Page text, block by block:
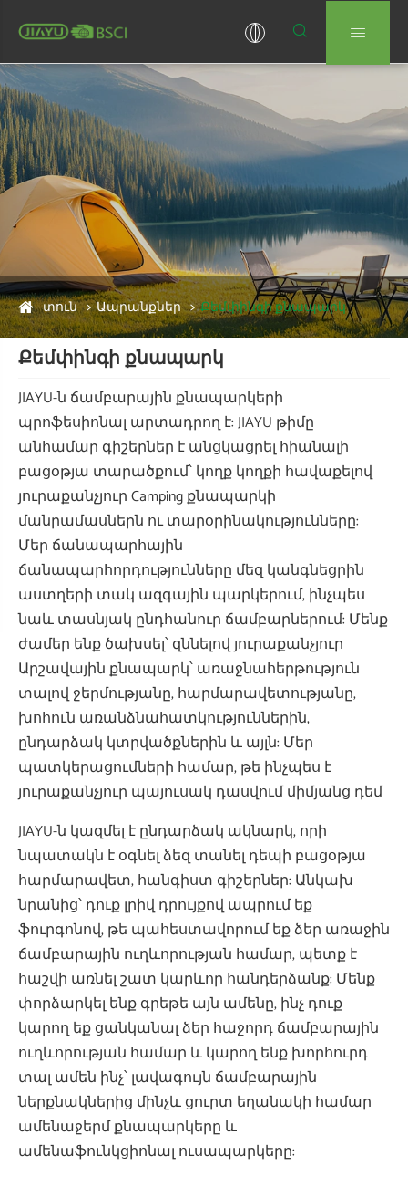
 
տուն Ապրանքներ Քեմփինգի քնապարկ
Քեմփինգի քնապարկ
JIAYU-ն ճամբարային քնապարկերի
պրոֆեսիոնալ արտադրող է: JIAYU թիմը
անհամար գիշերներ է անցկացրել հիանալի
բացօթյա տարածքում՝ կողք կողքի հավաքելով
յուրաքանչյուր Camping քնապարկի
մանրամասներն ու տարօրինակությունները:
Մեր ճանապարհային
ճանապարհորդությունները մեզ կանգնեցրին
աստղերի տակ ազգային պարկերում, ինչպես
նաև տասնյակ ընդհանուր ճամբարներում: Մենք
ժամեր ենք ծախսել՝ զննելով յուրաքանչյուր
Արշավային քնապարկ՝ առաջնահերթություն
տալով ջերմությանը, հարմարավետությանը,
խոհուն առանձնահատկություններին,
ընդարձակ կտրվածքներին և այլն: Մեր
պատկերացումների համար, թե ինչպես է
յուրաքանչյուր պայուսակ դասվում միմյանց դեմ
JIAYU-ն կազմել է ընդարձակ ակնարկ, որի
նպատակն է օգնել ձեզ տանել դեպի բացօթյա
հարմարավետ, հանգիստ գիշերներ: Անկախ
նրանից՝ դուք լրիվ դրույքով ապրում եք
ֆուրգոնով, թե պահեստավորում եք ձեր առաջին
ճամբարային ուղևորության համար, պետք է
հաշվի առնել շատ կարևոր հանդերձանք: Մենք
փորձարկել ենք գրեթե այն ամենը, ինչ դուք
կարող եք ցանկանալ ձեր հաջորդ ճամբարային
ուղևորության համար և կարող ենք խորհուրդ
տալ ամեն ինչ՝ լավագույն ճամբարային
ներքնակներից մինչև ցուրտ եղանակի համար
ամենաջերմ քնապարկերը և
ամենաֆունկցիոնալ ուսապարկերը: